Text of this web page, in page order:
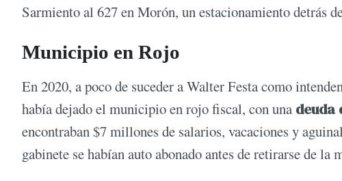
Sarmiento al 627 en Morón, un estacionamiento detrás
Municipio en Rojo
En 2020, a poco de suceder a Walter Festa como
había dejado el municipio en rojo fiscal, con una deuda
encontraban $7 millones de salarios, vacaciones y
gabinete se habían auto abonado antes de retirarse de la